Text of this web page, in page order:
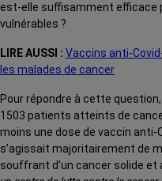
est-elle suffisamment efficace
vulnérables ?
LIRE AUSSI : Vaccins anti-
les malades de cancer
Pour répondre à cette question,
1503 patients atteints de
moins une dose de vaccin anti-
s’agissait majoritairement de
souffrant d’un cancer solide et